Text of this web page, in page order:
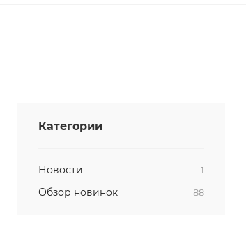
Категории
Новости 1
Обзор новинок 88